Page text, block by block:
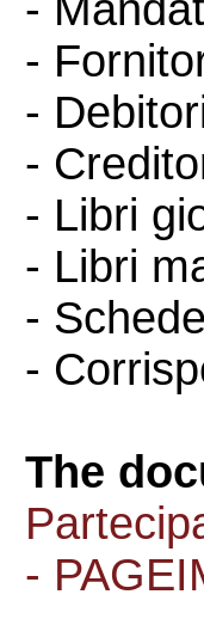
-
-
-
- Libri
- Libri
-
-
The
-